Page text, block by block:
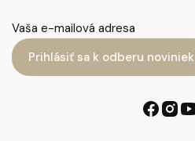
Vaša e-mailová adresa
Prihlásiť sa k odberu noviniek